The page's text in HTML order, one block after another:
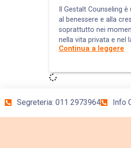
Il Gestalt Counseling
al benessere e alla
soprattutto nei
nella vita privata e nel
Continua a leggere
Segreteria: 011 2973964 Info